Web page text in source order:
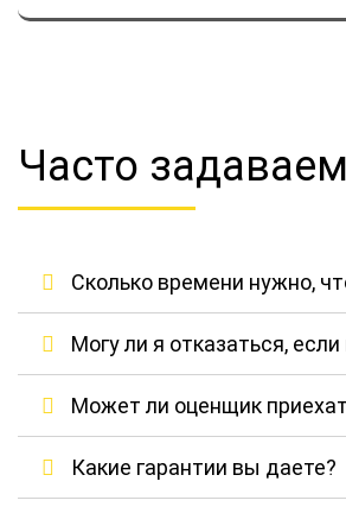
Часто
Сколько времени нужно,
Могу ли я отказаться,
Может ли оценщик
Какие гарантии вы даете?